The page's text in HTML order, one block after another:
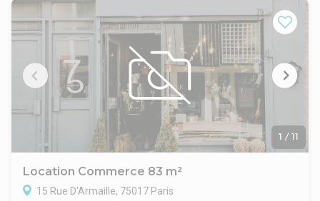
1 / 11
Location Commerce 83 m²
15 Rue D'Armaille, 75017 Paris